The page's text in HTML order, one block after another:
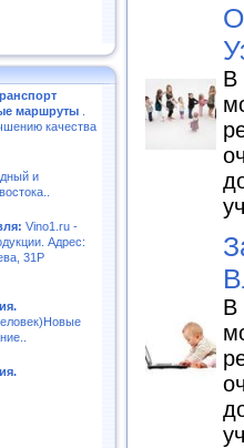
маршруты
качества
и
Vino1.ru -
Адрес:
31Р
В
В